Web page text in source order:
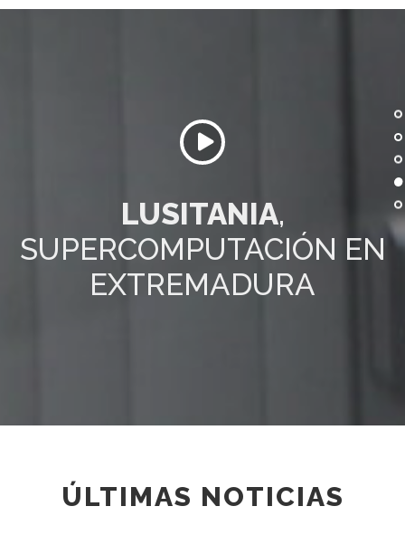
LUSITANIA,
SUPERCOMPUTACIÓN EN
EXTREMADURA
ÚLTIMAS NOTICIAS